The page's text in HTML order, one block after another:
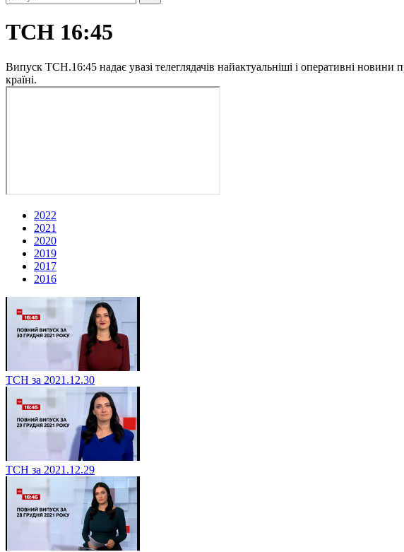
ТСН 16:45
Випуск ТСН.16:45 надає увазі телеглядачів найактуальніші і оперативні новини
країні.
2022
2021
2020
2019
2017
2016
ТСН за 2021.12.30
ТСН за 2021.12.29